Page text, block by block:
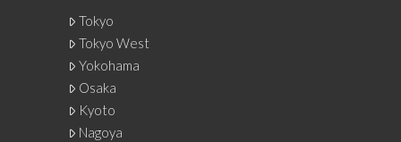
Tokyo
Tokyo West
Yokohama
Osaka
Kyoto
Nagoya